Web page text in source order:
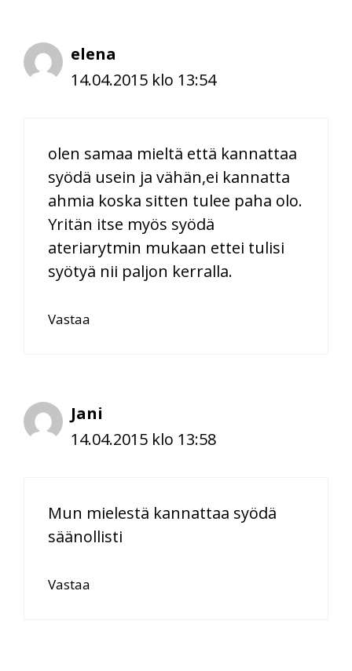
elena
14.04.2015 klo 13:54
olen samaa mieltä että kannattaa
syödä usein ja vähän,ei kannatta
ahmia koska sitten tulee paha olo.
Yritän itse myös syödä
ateriarytmin mukaan ettei tulisi
syötyä nii paljon kerralla.
Vastaa
Jani
14.04.2015 klo 13:58
Mun mielestä kannattaa syödä
säänollisti
Vastaa